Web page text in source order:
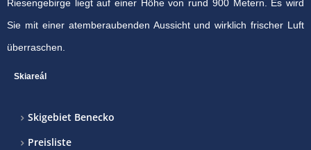
Riesengebirge liegt auf einer Höhe von rund 900 Metern. Es wird
Sie mit einer atemberaubenden Aussicht und wirklich frischer Luft
überraschen.
Skiareál
Skigebiet Benecko
Preisliste